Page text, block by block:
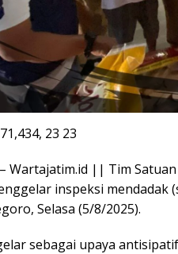
23 23
– Wartajatim.id || Tim
inspeksi mendadak
Selasa (5/8/2025).
sebagai upaya